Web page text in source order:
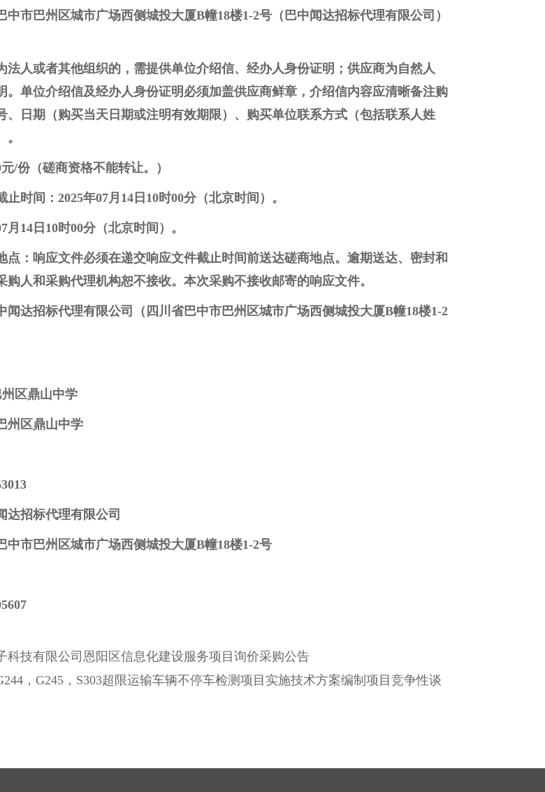
市巴州区城市广场西侧城投大厦B幢18楼1-2号（巴中闻达招标代理有限公司）
法人或者其他组织的，需提供单位介绍信、经办人身份证明；供应商为自然人
。单位介绍信及经办人身份证明必须加盖供应商鲜章，介绍信内容应清晰备注购
、日期（购买当天日期或注明有效期限）、购买单位联系方式（包括联系人姓
/份（磋商资格不能转让。）
时间：2025年07月14日10时00分（北京时间）。
月14日10时00分（北京时间）。
点：响应文件必须在递交响应文件截止时间前送达磋商地点。逾期送达、密封和
购人和采购代理机构恕不接收。本次采购不接收邮寄的响应文件。
闻达招标代理有限公司（四川省巴中市巴州区城市广场西侧城投大厦B幢18楼1-2
区鼎山中学
州区鼎山中学
达招标代理有限公司
中市巴州区城市广场西侧城投大厦B幢18楼1-2号
科技有限公司恩阳区信息化建设服务项目询价采购公告
，G245，S303超限运输车辆不停车检测项目实施技术方案编制项目竞争性谈